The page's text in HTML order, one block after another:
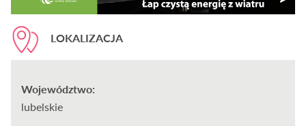
LOKALIZACJA
Województwo:
lubelskie